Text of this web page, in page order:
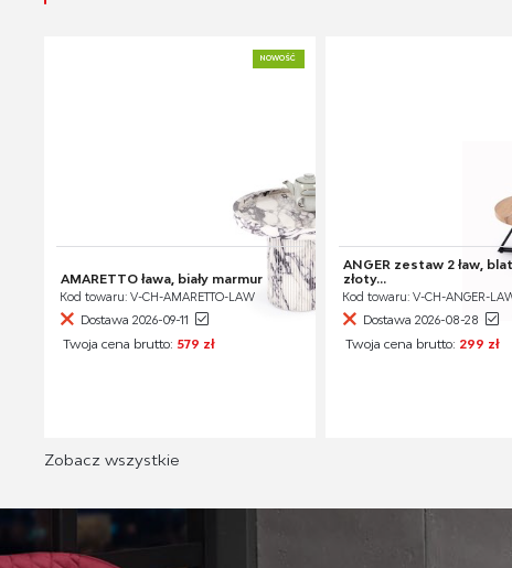
NOWOŚĆ
AMARETTO ława, biały marmur
Kod towaru: V-CH-AMARETTO-LAW
Dostawa 2026-09-11
Twoja cena brutto: 579 zł
ANGER zestaw 2 ław,
złoty...
Kod towaru: V-CH-ANGER-
Dostawa 2026-08-28
Twoja cena brutto: 299 zł
Zobacz wszystkie